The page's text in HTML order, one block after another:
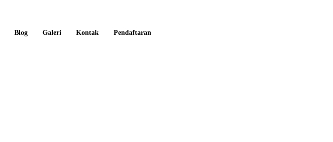
Blog Galeri Kontak Pendaftaran